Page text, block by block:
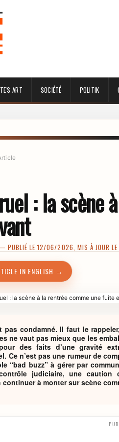
ART SOCIÉTÉ POLITIK
: la scène
PUBLIÉ LE 12/06/2026, MIS À JOUR
IN ENGLISH →
pas condamné. Il faut le
ne vaut pas mieux que les
des faits d’une gravité
Ce n’est pas une rumeur de
“bad buzz” à gérer par
judiciaire, une
à monter sur scène